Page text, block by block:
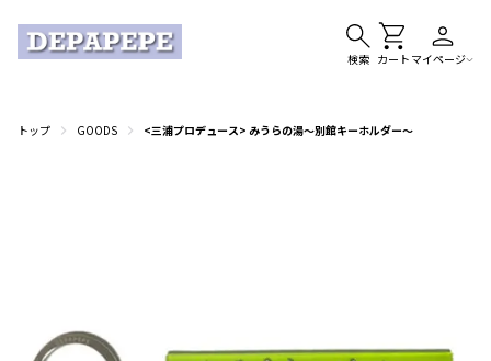
検索 カート マイページ
トップ GOODS <三浦プロデュース> みうらの湯〜別館キーホルダー〜